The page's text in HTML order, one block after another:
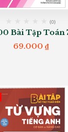
(0)
Bài Tập Toán
69.000 ₫